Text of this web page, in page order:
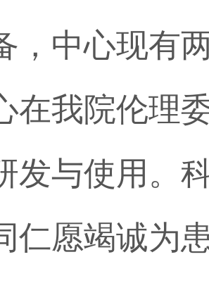
，中心现有
在我院伦理
发与使用。
仁愿竭诚为